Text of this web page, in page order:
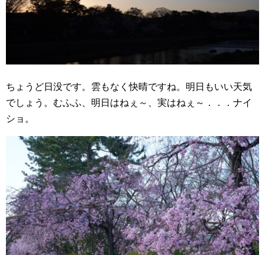
ちょうど日没です。雲もなく快晴ですね。明日もいい天気
でしょう。むふふ、明日はねぇ～、実はねぇ～．．．ナイ
ショ。